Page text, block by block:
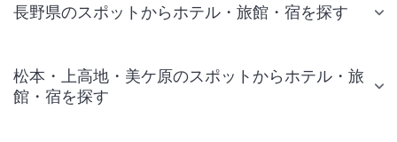
長野県のスポットからホテル・旅館・宿を探す
松本・上高地・美ケ原のスポットからホテル・旅
館・宿を探す